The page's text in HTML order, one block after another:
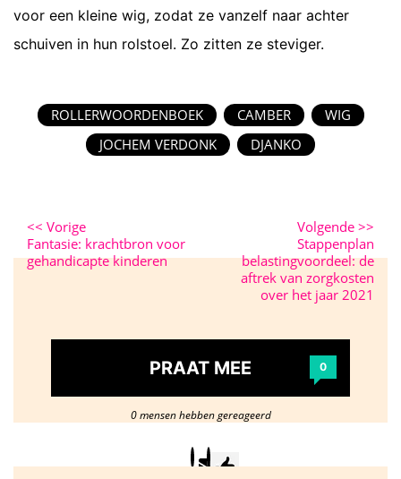
voor een kleine wig, zodat ze vanzelf naar achter
schuiven in hun rolstoel. Zo zitten ze steviger.
ROLLERWOORDENBOEK CAMBER
WIG
JOCHEM VERDONK
DJANKO
<< Vorige
Fantasie: krachtbron voor
gehandicapte kinderen
Volgende >>
Stappenplan
belastingvoordeel: de
aftrek van zorgkosten
over het jaar 2021
PRAAT MEE 0
0 mensen hebben gereageerd